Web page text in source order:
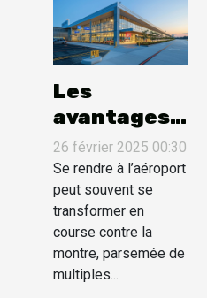
Les
avantages
des
parkings
privés
proches des
aéroports
26 février 2025 00:30
Se rendre à l’aéroport
peut souvent se
transformer en
course contre la
montre, parsemée de
multiples...